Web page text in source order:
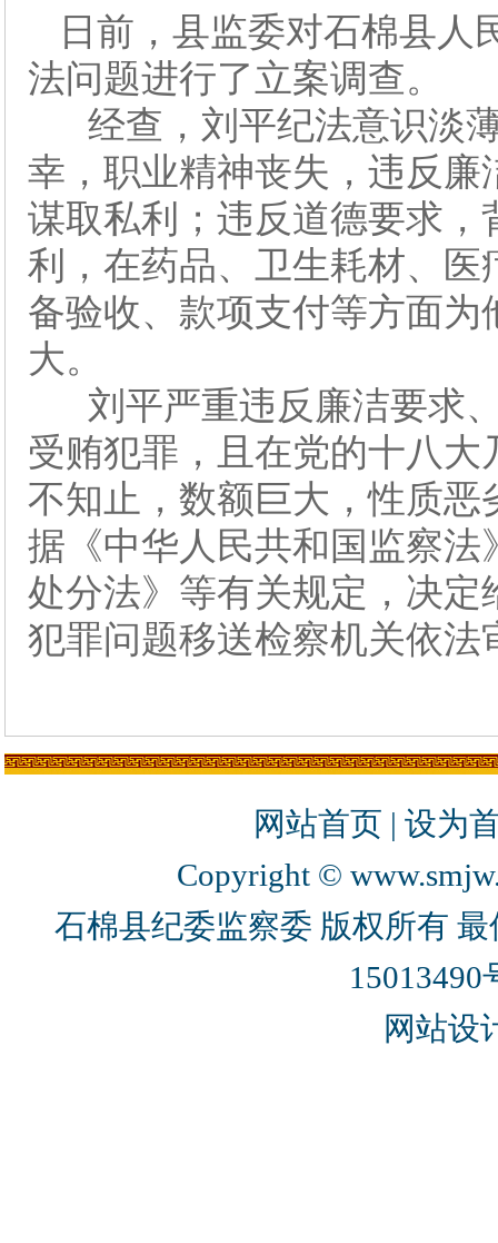
日前，县监委对石棉县人
法问题进行了立案调查。
经查，刘平纪法意识淡
幸，职业精神丧失，违反
谋取私利；违反道德要求
利，在药品、卫生耗材、
备验收、款项支付等方面
大。
刘平严重违反廉洁要求
受贿犯罪，且在党的十八
不知止，数额巨大，性质
据《中华人民共和国监察
处分法》等有关规定，决
犯罪问题移送检察机关依
网站首页 | 设为
Copyright ©
石棉县纪委监察委 版权所有
15013490
网站设